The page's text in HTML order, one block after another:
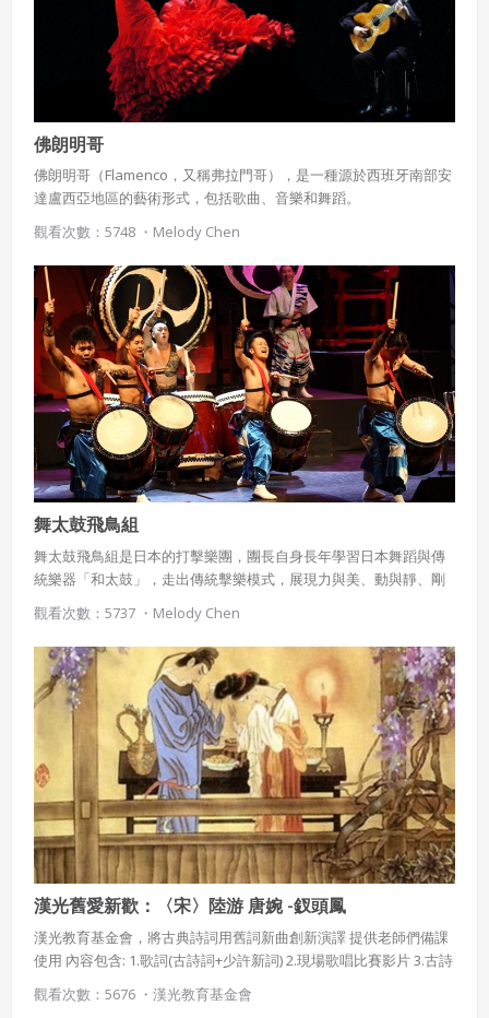
歌，代表著魔王子不按牌理出牌、離經叛道的行為。 (影片) 2、劍之
初:一代劍法宗師 (影片) 2、號天窮 (影片) 以急促的戰鼓敲響開頭，
中段旋律倏然轉緩拉平，內心疑惑之際，隱約數聲低沉詭異的嘶
吼，伴隨著金屬聲響起，隨即旋律急轉直下，急驟的戰鼓聲和加快
的弦樂節奏，再度揚起，營造出狂霸的氣勢和詭異恐懼感 3、端木
燹龍 (影片) 樂曲起頭，即是以幾聲重擊的鼓聲，磅礡的氣勢，讓人
聽了心情為之一震，之後加上很多清脆的節奏變化，間 或一些如金
屬般尖銳的聲響，配上緊繃、緊湊的簡短樂 句，毫不拖泥帶水，更
顯得張力十足。 一 、經由布袋戲音樂的介紹，讓學生開始接觸布袋
而保存與發揚
佛朗明哥
佛朗明哥（Flamenco，又稱弗拉門哥），是一種源於西班牙南部安
達盧西亞地區的藝術形式，包括歌曲、音樂和舞蹈。
觀看次數：5748 ・ Melody Chen
舞太鼓飛鳥組
舞太鼓飛鳥組是日本的打擊樂團，團長自身長年學習日本舞蹈與傳
統樂器「和太鼓」，走出傳統擊樂模式，展現力與美、動與靜、剛
與柔並濟的日本藝術。
觀看次數：5737 ・ Melody Chen
漢光舊愛新歡：〈宋〉陸游 唐婉 -釵頭鳳
漢光教育基金會，將古典詩詞用舊詞新曲創新演譯 提供老師們備課
使用 內容包含: 1.歌詞(古詩詞+少許新詞) 2.現場歌唱比賽影片 3.古詩
吟唱影片(部分演示) 4.阿卡貝拉演唱影片(部分演示) 5.詩詞賞析 6.鋼
琴/吉他譜 7.合唱譜(部分演示)。 宋朝（960年2月4日—1279年3月19
觀看次數：5676 ・ 漢光教育基金會
使用 Facebook 帳號登入
使用 Google 帳號登入
使用 Facebook 帳號註冊
使用 Google 帳號註冊
緣會員有意願吉寶知識系統（本系統），經註冊本
系統表示您同意會員合約：
一、定義條款
授權內容：係指吉寶系統有限公司（吉寶系統公司）所有或
經授權使用而置放於吉寶知識系統網站或系統內之著作物。
衍生著作：係指就授權內容改作之創作。
二、會員規範
會員同意遵守本系統之會員規範、著作權條款及隱私權政
策。